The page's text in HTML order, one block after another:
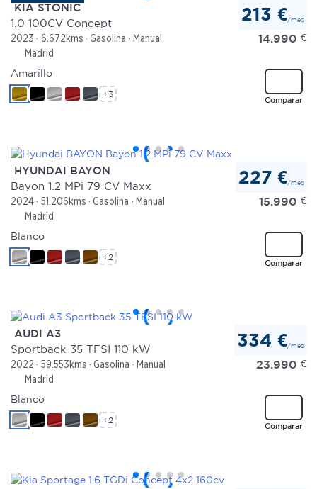
KIA STONIC
1.0 100CV Concept
2023 6.672kms Gasolina
Manual
Madrid
213 €/mes
14.990 €
Comparar
Amarillo
+3
HYUNDAI BAYON
Bayon 1.2 MPi 79 CV Maxx
2024 51.206kms Gasolina
Manual
Madrid
227 €/mes
15.990 €
Comparar
Blanco
+2
AUDI A3
Sportback 35 TFSI 110 kW
2022 59.553kms Gasolina
Manual
Madrid
334 €/mes
23.990 €
Comparar
Blanco
+2